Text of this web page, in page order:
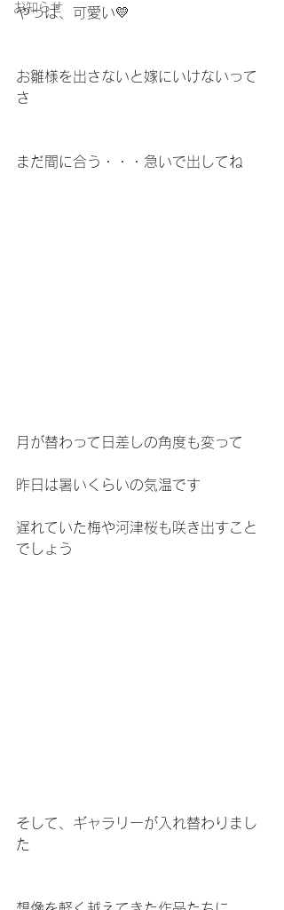
お知らせ
やっぱ、可愛い💛
お雛様を出さないと嫁にいけないって
さ
まだ間に合う・・・急いで出してね
月が替わって日差しの角度も変って
昨日は暑いくらいの気温です
遅れていた梅や河津桜も咲き出すこと
でしょう
そして、ギャラリーが入れ替わりまし
た